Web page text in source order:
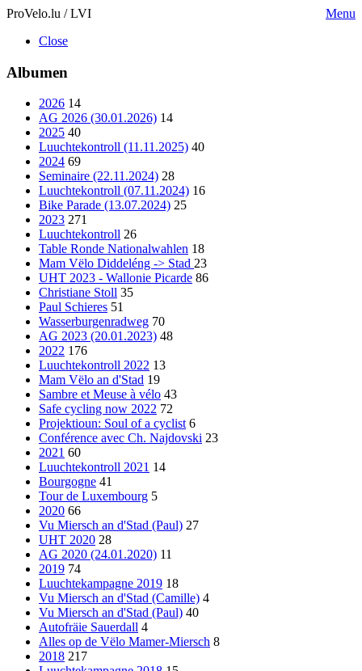
ProVelo.lu / LVI
Menu
Close
Albumen
2026 14
AG 2026 (30.01.2026) 14
2025 40
Luuchtekontroll (11.11.2025) 40
2024 69
Seminaire (22.11.2024) 28
Luuchtekontroll (07.11.2024) 16
Bike Parade (13.07.2024) 25
2023 271
Luuchtekontroll 26
Table Ronde Nationalwahlen 18
Mam Vëlo Diddeléng -> Stad 23
UHT 2023 - Wallonie Picarde 86
Christiane Stoll 35
Paul Schieres 51
Wasserburgenradweg 70
AG 2023 (20.01.2023) 48
2022 176
Luuchtekontroll 2022 13
Mam Vëlo an d'Stad 19
Sambre et Meuse à vélo 43
Safe cycling now 2022 72
Projektioun: Soul of a cyclist 6
Conférence avec Ch. Najdovski 23
2021 60
Luuchtekontroll 2021 14
Bourgogne 41
Tour de Luxembourg 5
2020 66
Vu Miersch an d'Stad (Paul) 27
UHT 2020 28
AG 2020 (24.01.2020) 11
2019 74
Luuchtekampagne 2019 18
Vu Miersch an d'Stad (Camille) 4
Vu Miersch an d'Stad (Paul) 40
Autofräie Sauerdall 4
Alles op de Vëlo Mamer-Miersch 8
2018 217